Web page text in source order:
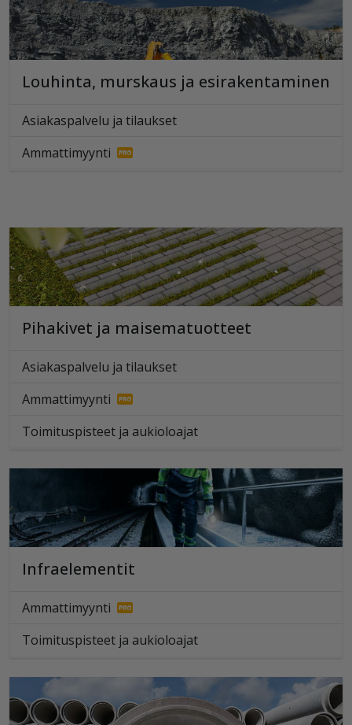
Louhinta, murskaus ja esirakentaminen
Asiakaspalvelu ja tilaukset
Ammattimyynti
Pihakivet ja maisematuotteet
Asiakaspalvelu ja tilaukset
Ammattimyynti
Toimituspisteet ja aukioloajat
Infraelementit
Ammattimyynti
Toimituspisteet ja aukioloajat